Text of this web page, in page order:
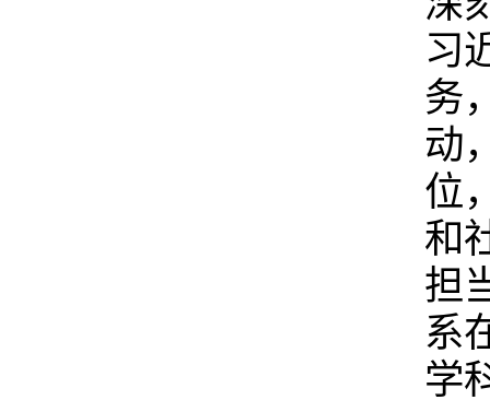
习
务
动
位
和
担
系
学